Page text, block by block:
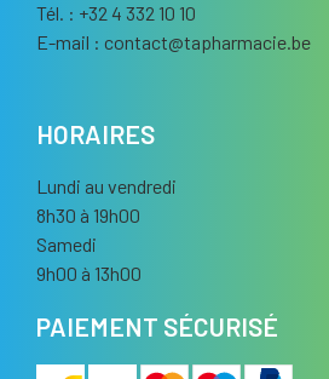
Tél. : +32 4 332 10 10
E-mail : contact@tapharmacie.be
HORAIRES
Lundi au vendredi
8h30 à 19h00
Samedi
9h00 à 13h00
PAIEMENT SÉCURISÉ